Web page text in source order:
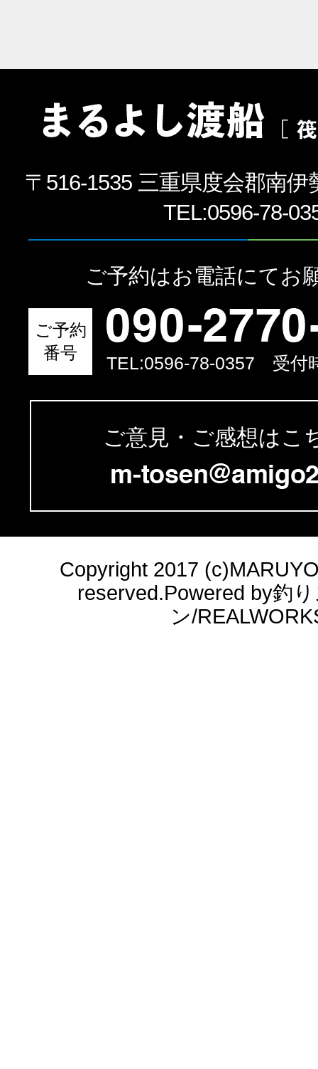
〒516-1535 三重県度会郡南伊
TEL:0596-78-
ご予約はお電話にてお
ご予約
番号
TEL:0596-78-0357 受付
ご意見・ご感想はこ
Copyright 2017
reserved.Powered by釣
ン/